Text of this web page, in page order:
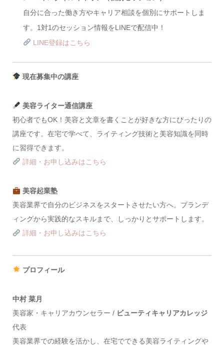
自分に合った働き方やキャリア相談を個別にサポートしま
す。1対1のセッション情報をLINEで配信中！
LINE登録はこちら
現在募集中の講座
美容ライター通信講座
初心者でもOK！美容と文章を書くことが好きな方にぴったりの
講座です。在宅で学べて、ライティング技術と美容知識を同時
に習得できます。
詳細・お申し込みはこちら
美容起業塾
美容業界で自分のビジネスをスタートさせたい方へ。ブランデ
ィングから実践的なスキルまで、しっかりとサポートします。
詳細・お申し込みはこちら
プロフィール
中村 菜月
美容家・キャリアカウンセラー / ビューティキャリアカレッジ
代表
美容業界での経験を活かし、在宅でできる美容ライティングや